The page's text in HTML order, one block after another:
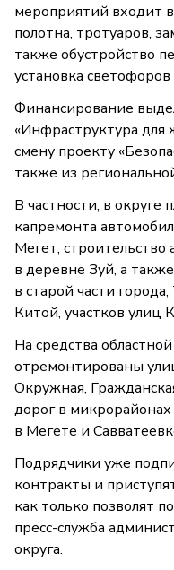
мероприятий входит
полотна, тротуаров,
также обустройство
установка
Финансирование
«Инфраструктура
смену проекту
также из
В частности, в округе
капремонта
Мегет,
в деревне Зуй, а
в старой части
Китой, участков улиц
На средства
отремонтированы
Окружная,
дорог в
в Мегете и
Подрядчики уже
контракты и
как только позволят
пресс-служба
округа.